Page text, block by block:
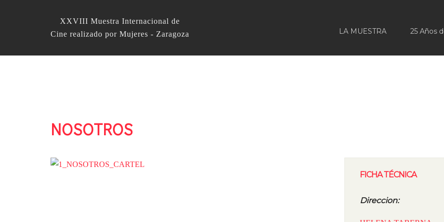
XXVIII Muestra Internacional de
Cine realizado por Mujeres - Zaragoza
LA MUESTRA 25 Años
NOSOTROS
FICHA TÉCNICA
Direccion: